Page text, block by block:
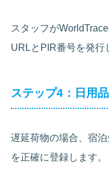
スタッフが
URLとPIR番号を発行
ステップ4：日用
遅延荷物の場合、宿
を正確に登録します。